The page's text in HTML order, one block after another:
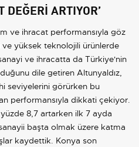
ARTIYOR’
ve ihracat performansıyla göz
yüksek teknolojili ürünlerde
ve ihracatta da Türkiye'nin
dile getiren Altunyaldız,
seviyelerini görürken bu
performansıyla dikkati çekiyor.
8,7 artarken ilk 7 ayda
başta olmak üzere katma
kaydettik. Konya son